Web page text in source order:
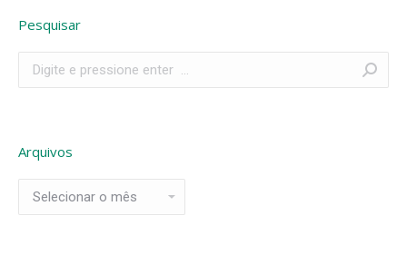
Pesquisar
Arquivos